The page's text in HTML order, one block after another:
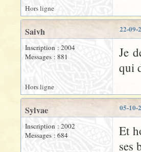
Hors ligne
22-09-
Saivh
Inscription : 2004
Messages : 881
Je
qui
Hors ligne
05-10-
Sylvae
Inscription : 2002
Messages : 684
Et
ses